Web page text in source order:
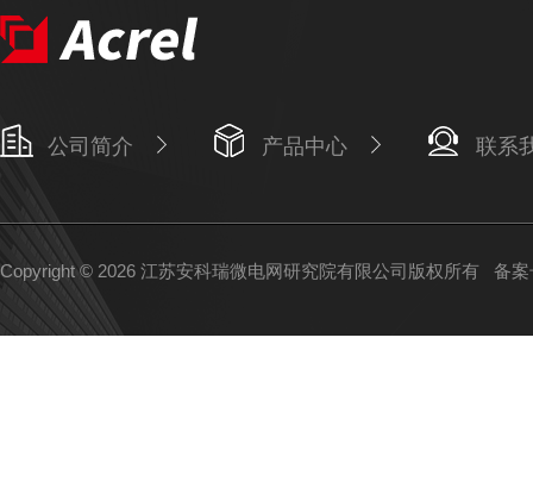
公司简介 产品中心 联系
Copyright © 2026 江苏安科瑞微电网研究院有限公司版权所有 备案